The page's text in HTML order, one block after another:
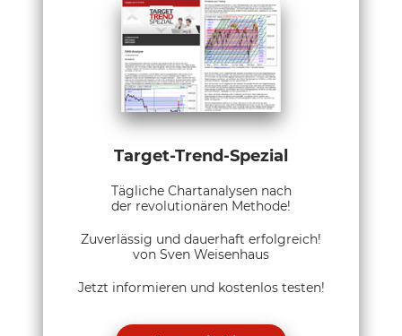
Target-Trend-Spezial
Tägliche Chartanalysen nach
der revolutionären Methode!
Zuverlässig und dauerhaft erfolgreich!
von Sven Weisenhaus
Jetzt informieren und kostenlos testen!